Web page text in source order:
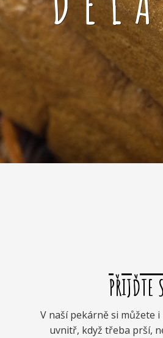
PŘIJĎTE
V naší pekárně si můžete
uvnitř, když třeba prší,